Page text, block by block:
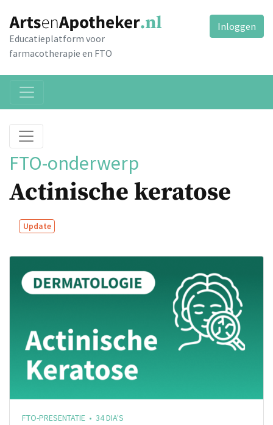
Educatieplatform voor
farmacotherapie en FTO
Inloggen
FTO-onderwerp
Actinische keratose
Update
FTO-PRESENTATIE • 34 DIA'S